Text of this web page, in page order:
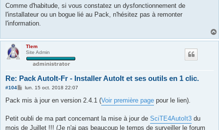
Comme d'habitude, si vous constatez un dysfonctionnement de
l'installateur ou un bogue lié au Pack, n'hésitez pas à remonter
l'information.
Tlem
Site Admin
Re: Pack AutoIt-Fr - Installer AutoIt et ses outils en 1 clic.
#104
M
s
g
e
lun. 15 oct. 2018 22:07
Pack mis à jour en version 2.4.1 (Voir première page pour le lien).
Petit oubli de ma part concernant la mise à jour de SciTE4AutoIt3 du
mois de Juillet !!! (Je n'ai pas beaucoup le temps de surveiller le forum